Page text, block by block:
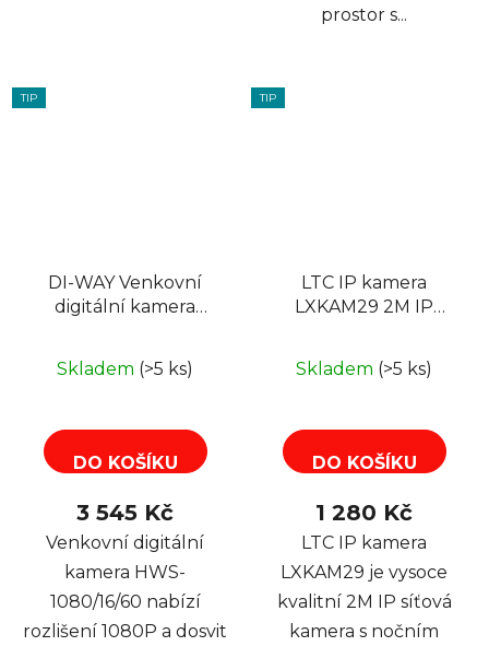
prostor s...
TIP
DI-WAY Venkovní
digitální kamera
Skladem (>5 ks)
DO KOŠÍKU
3 545 Kč
Venkovní digitální
kamera HWS-
1080/16/60 nabízí
rozlišení 1080P a dosvit
TIP
LTC IP kamera
LXKAM29 2M IP
MicroSD
Skladem (>5 ks)
DO KOŠÍKU
1 280 Kč
LTC IP kamera
LXKAM29 je vysoce
kvalitní 2M IP síťová
kamera s nočním